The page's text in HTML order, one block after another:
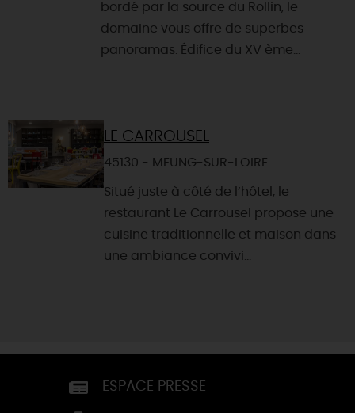
bordé par la source du Rollin, le
domaine vous offre de superbes
panoramas. Édifice du XV ème...
LE CARROUSEL
45130 - MEUNG-SUR-LOIRE
Situé juste à côté de l’hôtel, le
restaurant Le Carrousel propose une
cuisine traditionnelle et maison dans
une ambiance convivi...
ESPACE PRESSE